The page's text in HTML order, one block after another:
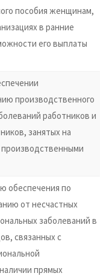
пособия женщинам,
в ранние
его выплаты
производственного
работников и
занятых на
обеспечения по
от несчастных
заболеваний в
связанных с
прямых